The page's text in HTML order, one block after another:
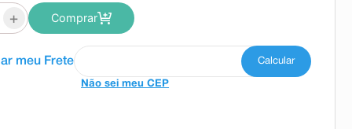
+ Comprar
Não sei meu CEP